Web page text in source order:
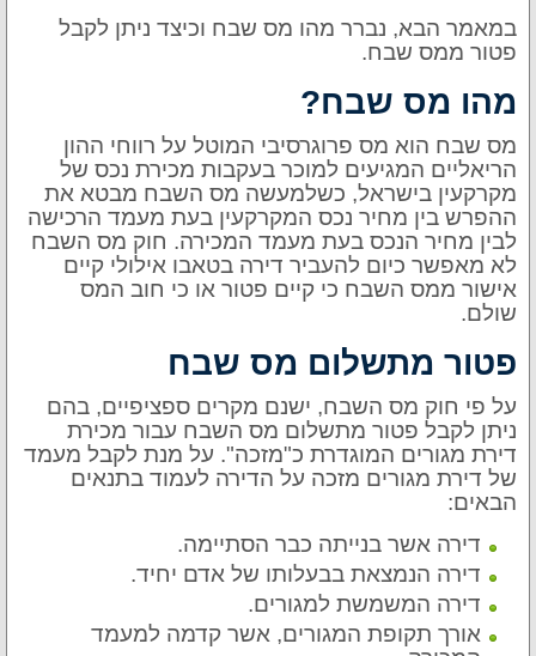
במאמר הבא, נברר מהו מס שבח וכיצד ניתן לקבל
פטור ממס שבח.
מהו מס שבח?
מס שבח הוא מס פרוגרסיבי המוטל על רווחי ההון
הריאליים המגיעים למוכר בעקבות מכירת נכס של
מקרקעין בישראל, כשלמעשה מס השבח מבטא את
ההפרש בין מחיר נכס המקרקעין בעת מעמד הרכישה
לבין מחיר הנכס בעת מעמד המכירה. חוק מס השבח
לא מאפשר כיום להעביר דירה בטאבו אילולי קיים
אישור ממס השבח כי קיים פטור או כי חוב המס
שולם.
פטור מתשלום מס שבח
על פי חוק מס השבח, ישנם מקרים ספציפיים, בהם
ניתן לקבל פטור מתשלום מס השבח עבור מכירת
דירת מגורים המוגדרת כ"מזכה". על מנת לקבל מעמד
של דירת מגורים מזכה על הדירה לעמוד בתנאים
הבאים:
דירה אשר בנייתה כבר הסתיימה.
דירה הנמצאת בבעלותו של אדם יחיד.
דירה המשמשת למגורים.
אורך תקופת המגורים, אשר קדמה למעמד